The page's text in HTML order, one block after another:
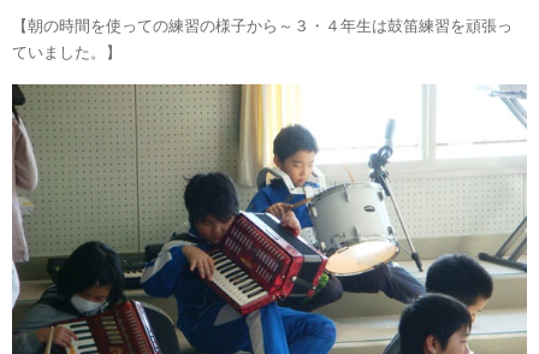
【朝の時間を使っての練習の様子から～３・４年生は鼓笛練習を頑張っ
ていました。】